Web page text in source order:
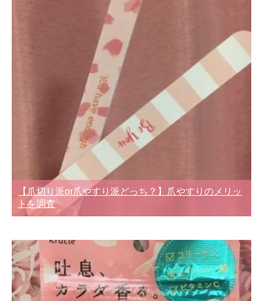
【爪切り派or爪やすり派どっち？】爪やすりのメリッ
トを調査